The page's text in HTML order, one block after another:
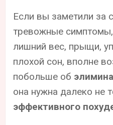
Если вы заметили за
тревожные
лишний вес, прыщи,
плохой сон, вполне
побольше об
она нужна далеко не
эффективного